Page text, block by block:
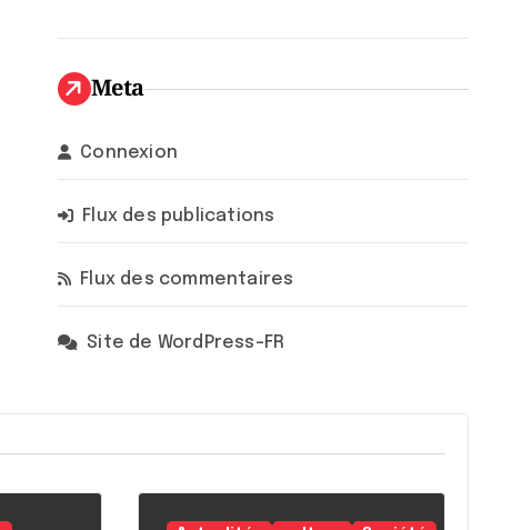
Meta
Connexion
Flux des publications
Flux des commentaires
Site de WordPress-FR